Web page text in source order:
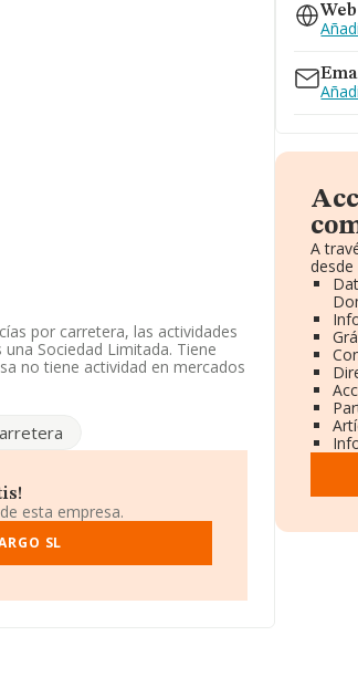
por carretera, las actividades
Sociedad Limitada. Tiene
no tiene actividad en mercados
(03670), en el municipio de
al sector, a nivel
un promedio de facturación
la constitución. La media de
esta empresa.
SL
Web
A